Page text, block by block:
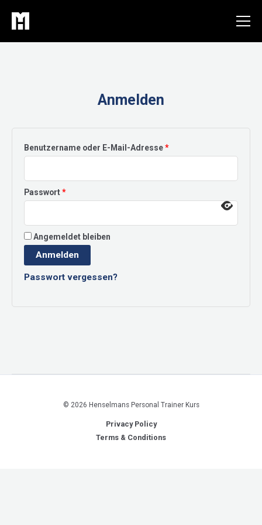
Inhalt
springen
Anmelden
Benutzername oder E-Mail-Adresse*Erforderlich
Passwort*Erforderlich
Angemeldet bleiben
Anmelden
Passwort vergessen?
© 2026 Henselmans Personal Trainer Kurs
Privacy Policy
Terms & Conditions